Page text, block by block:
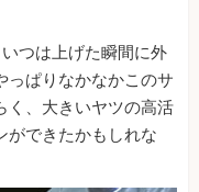
つは上げた瞬間に外
っぱりなかなかこのサ
く、大きいヤツの高活
ができたかもしれな